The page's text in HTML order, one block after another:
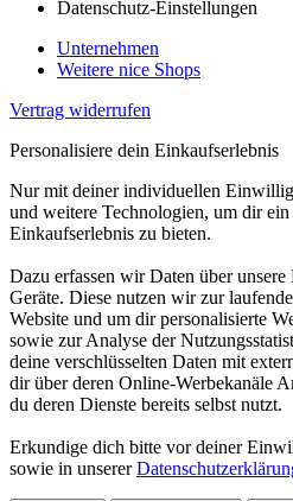
Datenschutz-Einstellungen
Unternehmen
Weitere nice Shops
Vertrag widerrufen
Personalisiere dein Einkaufserlebnis
Nur mit deiner individuellen
und weitere Technologien, um dir ein
Einkaufserlebnis zu bieten.
Dazu erfassen wir Daten über
Geräte. Diese nutzen wir zur
Website und um dir personalisierte
sowie zur Analyse der
deine verschlüsselten Daten mit
dir über deren Online-Werbekanäle
du deren Dienste bereits selbst nutzt.
Erkundige dich bitte vor deiner
sowie in unserer